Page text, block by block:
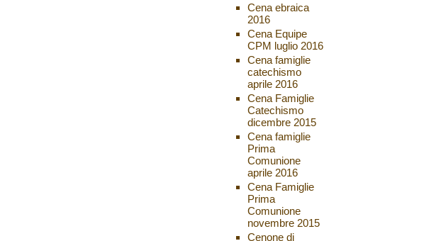
Cena ebraica
2016
Cena Equipe
CPM luglio 2016
Cena famiglie
catechismo
aprile 2016
Cena Famiglie
Catechismo
dicembre 2015
Cena famiglie
Prima
Comunione
aprile 2016
Cena Famiglie
Prima
Comunione
novembre 2015
Cenone di